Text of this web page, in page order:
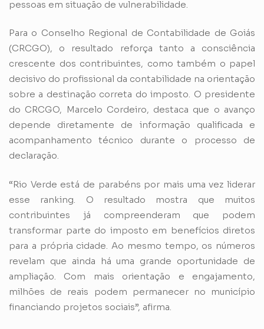
pessoas em situação de vulnerabilidade.
Para o Conselho Regional de Contabilidade de Goiás
(CRCGO), o resultado reforça tanto a consciência
crescente dos contribuintes, como também o papel
decisivo do profissional da contabilidade na orientação
sobre a destinação correta do imposto. O presidente
do CRCGO, Marcelo Cordeiro, destaca que o avanço
depende diretamente de informação qualificada e
acompanhamento técnico durante o processo de
declaração.
“Rio Verde está de parabéns por mais uma vez liderar
esse ranking. O resultado mostra que muitos
contribuintes já compreenderam que podem
transformar parte do imposto em benefícios diretos
para a própria cidade. Ao mesmo tempo, os números
revelam que ainda há uma grande oportunidade de
ampliação. Com mais orientação e engajamento,
milhões de reais podem permanecer no município
financiando projetos sociais”, afirma.